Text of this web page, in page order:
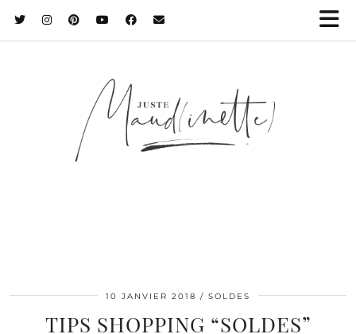
10 JANVIER 2018 SOLDES
TIPS SHOPPING “SOLDES”